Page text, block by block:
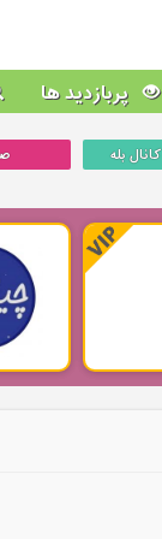
پربازدید ها
کانال بله